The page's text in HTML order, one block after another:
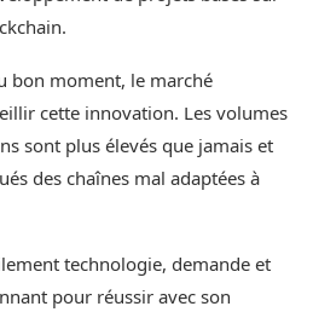
bon moment, le marché
cette innovation. Les volumes
sont plus élevés que jamais et
des chaînes mal adaptées à
technologie, demande et
pour réussir avec son